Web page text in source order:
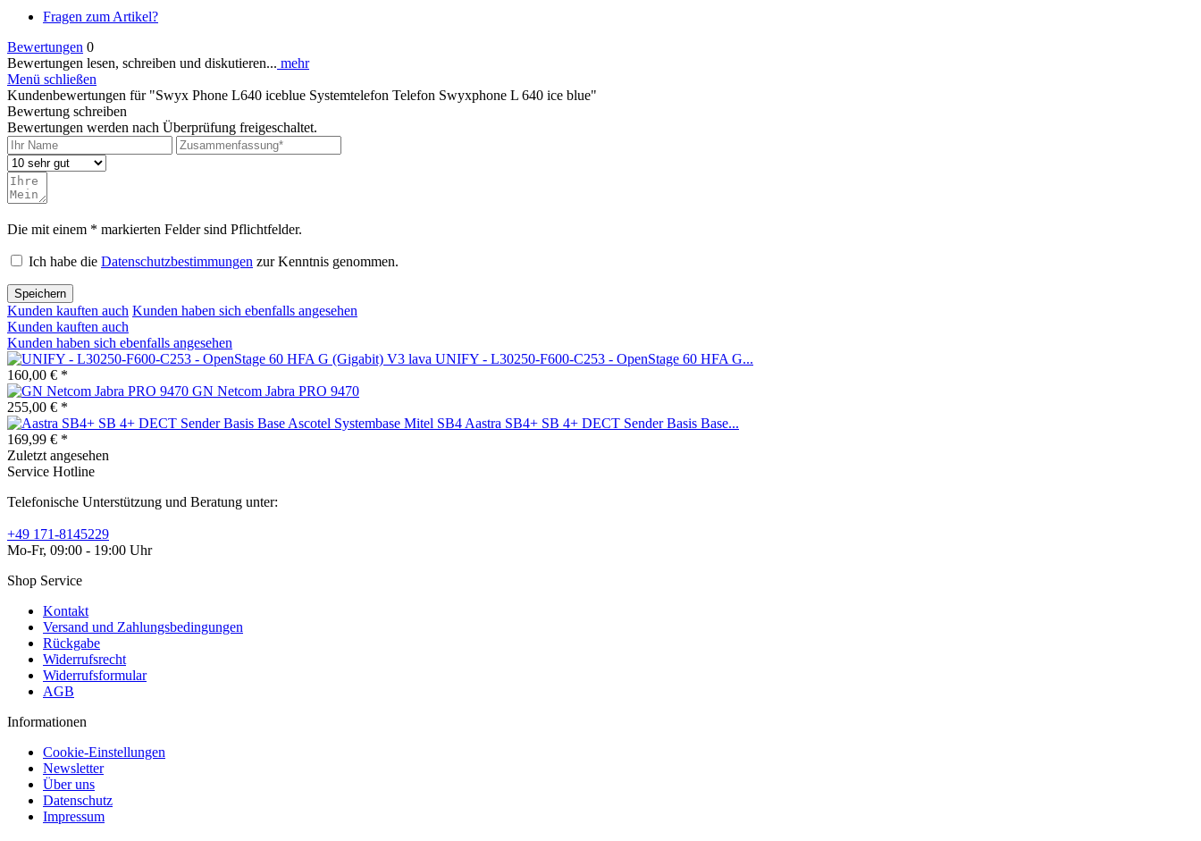
Fragen zum Artikel?
Bewertungen 0
Bewertungen lesen, schreiben und diskutieren... mehr
Menü schließen
Kundenbewertungen für "Swyx Phone L640 iceblue Systemtelefon Telefon Swyxphone L 640 ice blue"
Bewertung schreiben
Bewertungen werden nach Überprüfung freigeschaltet.
Die mit einem * markierten Felder sind Pflichtfelder.
Ich habe die Datenschutzbestimmungen zur Kenntnis genommen.
Speichern
Kunden kauften auch Kunden haben sich ebenfalls angesehen
Kunden kauften auch
Kunden haben sich ebenfalls angesehen
UNIFY - L30250-F600-C253 - OpenStage 60 HFA G...
160,00 € *
GN Netcom Jabra PRO 9470
255,00 € *
Aastra SB4+ SB 4+ DECT Sender Basis Base...
169,99 € *
Zuletzt angesehen
Service Hotline
Telefonische Unterstützung und Beratung unter:
+49 171-8145229
Mo-Fr, 09:00 - 19:00 Uhr
Shop Service
Kontakt
Versand und Zahlungsbedingungen
Rückgabe
Widerrufsrecht
Widerrufsformular
AGB
Informationen
Cookie-Einstellungen
Newsletter
Über uns
Datenschutz
Impressum